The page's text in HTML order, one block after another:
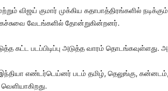
விஜய் குமார் முக்கிய கதாபாத்திரங்களில்
வேடங்களில் தோன்றுகின்றனர்.
கட்ட படப்பிடிப்பு அடுத்த வாரம் தொடங்கவுள்ளது.
எண்டர்டெய்னர் படம் தமிழ், தெலுங்கு,